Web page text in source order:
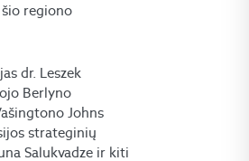
regiono
dr. Leszek
Berlyno
Johns
strateginių
Salukvadze ir kiti